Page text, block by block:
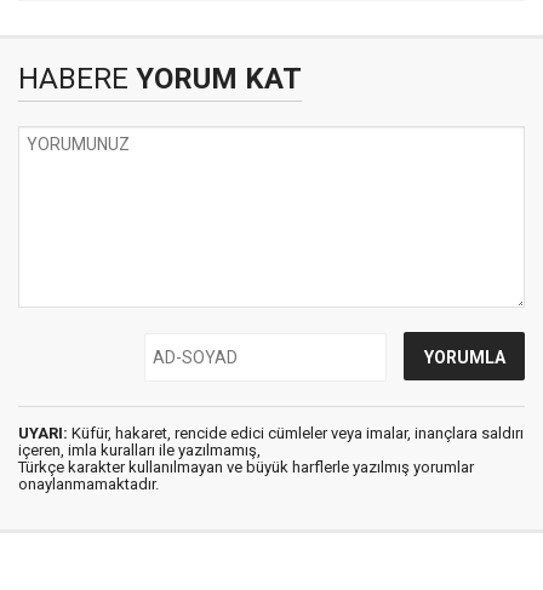
HABERE YORUM KAT
UYARI: Küfür, hakaret, rencide edici cümleler veya imalar, inançlara saldırı
içeren, imla kuralları ile yazılmamış,
Türkçe karakter kullanılmayan ve büyük harflerle yazılmış yorumlar
onaylanmamaktadır.